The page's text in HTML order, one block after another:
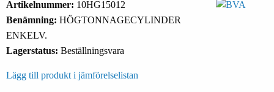
Artikelnummer: 10HG15012
Benämning: HÖGTONNAGECYLINDER
ENKELV.
Lagerstatus: Beställningsvara
Lägg till produkt i jämförelselistan